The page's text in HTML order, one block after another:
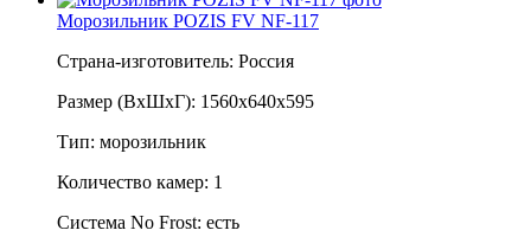
Морозильник POZIS FV NF-117
Страна-изготовитель: Россия
Размер (ВхШхГ): 1560х640х595
Тип: морозильник
Количество камер: 1
Система No Frost: есть